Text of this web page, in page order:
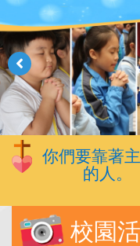
你們要靠著
的人。
校園